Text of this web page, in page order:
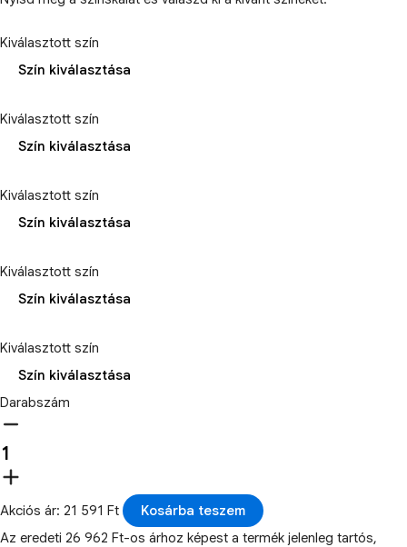
Kiválasztott szín
Szín kiválasztása
Kiválasztott szín
Szín kiválasztása
Kiválasztott szín
Szín kiválasztása
Kiválasztott szín
Szín kiválasztása
Kiválasztott szín
Szín kiválasztása
Darabszám
Akciós ár: 21 591 Ft
Kosárba teszem
Az eredeti 26 962 Ft-os árhoz képest a termék jelenleg tartós,